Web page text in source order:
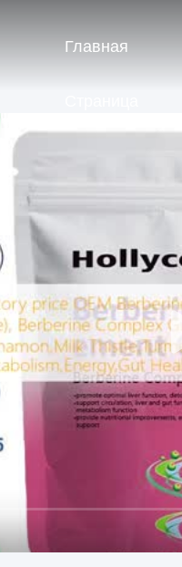
Главная